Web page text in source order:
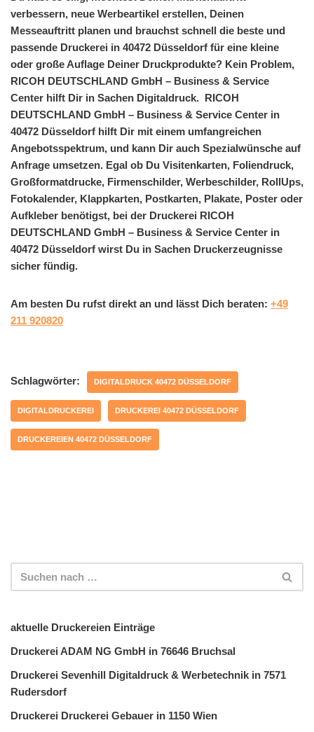
verbessern, neue Werbeartikel erstellen, Deinen
Messeauftritt planen und brauchst schnell die beste und
passende Druckerei in 40472 Düsseldorf für eine kleine
oder große Auflage Deiner Druckprodukte? Kein Problem,
RICOH DEUTSCHLAND GmbH – Business & Service
Center hilft Dir in Sachen Digitaldruck. RICOH
DEUTSCHLAND GmbH – Business & Service Center in
40472 Düsseldorf hilft Dir mit einem umfangreichen
Angebotsspektrum, und kann Dir auch Spezialwünsche auf
Anfrage umsetzen. Egal ob Du Visitenkarten, Foliendruck,
Großformatdrucke, Firmenschilder, Werbeschilder, RollUps,
Fotokalender, Klappkarten, Postkarten, Plakate, Poster oder
Aufkleber benötigst, bei der Druckerei RICOH
DEUTSCHLAND GmbH – Business & Service Center in
40472 Düsseldorf wirst Du in Sachen Druckerzeugnisse
sicher fündig.
Am besten Du rufst direkt an und lässt Dich beraten: +49
211 920820
Schlagwörter: DIGITALDRUCK 40472 DÜSSELDORF
DIGITALDRUCKEREI DRUCKEREI 40472 DÜSSELDORF
DRUCKEREIEN 40472 DÜSSELDORF
aktuelle Druckereien Einträge
Druckerei ADAM NG GmbH in 76646 Bruchsal
Druckerei Sevenhill Digitaldruck & Werbetechnik in 7571
Rudersdorf
Druckerei Druckerei Gebauer in 1150 Wien